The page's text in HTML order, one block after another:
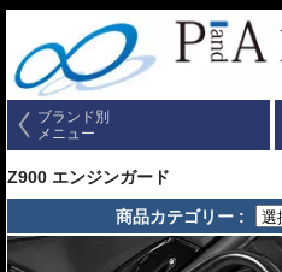
ブランド別
メニュー
Z900 エンジンガード
商品カテゴリー :